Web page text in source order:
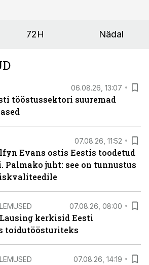
72H Nädal
06.08.26, 13:07
tööstussektori suuremad
07.08.26, 11:52
Evans ostis Eestis toodetud
Palmako juht: see on tunnustus
07.08.26, 08:00
kerkisid Eesti
toidutöösturiteks
07.08.26, 14:19